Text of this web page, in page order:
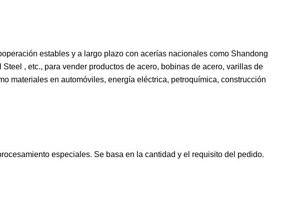
estables y a largo plazo con acerías nacionales como Shandong
, etc., para vender productos de acero, bobinas de acero, varillas de
materiales en automóviles, energía eléctrica, petroquímica, construcción
especiales. Se basa en la cantidad y el requisito del pedido.